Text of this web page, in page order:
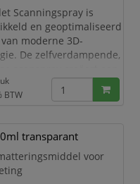
Scanningspray is
en geoptimaliseerd
moderne 3D-
De zelfverdampende,
coating die
of glanzende
van onderdelen
na het scanproces
BTW
transparant
voor